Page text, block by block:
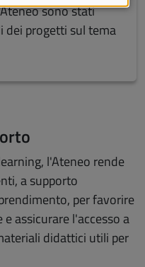
sono stati
dei progetti sul tema
l'Ateneo rende
a supporto
per favorire
assicurare l'accesso a
didattici utili per